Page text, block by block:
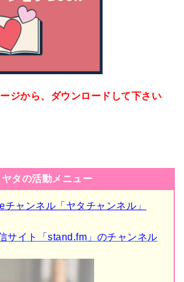
ジから、ダウンロードして下さい
ヤタの活動メニュー
チャンネル「ヤタチャンネル」
サイト「stand.fm」のチャンネル